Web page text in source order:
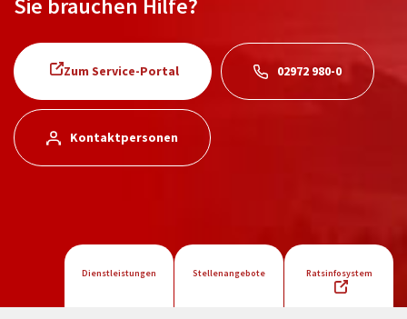
Sie brauchen Hilfe?
Zum Service-Portal 02972 980-0
Kontaktpersonen
Dienstleistungen Stellenangebote Ratsinfosystem